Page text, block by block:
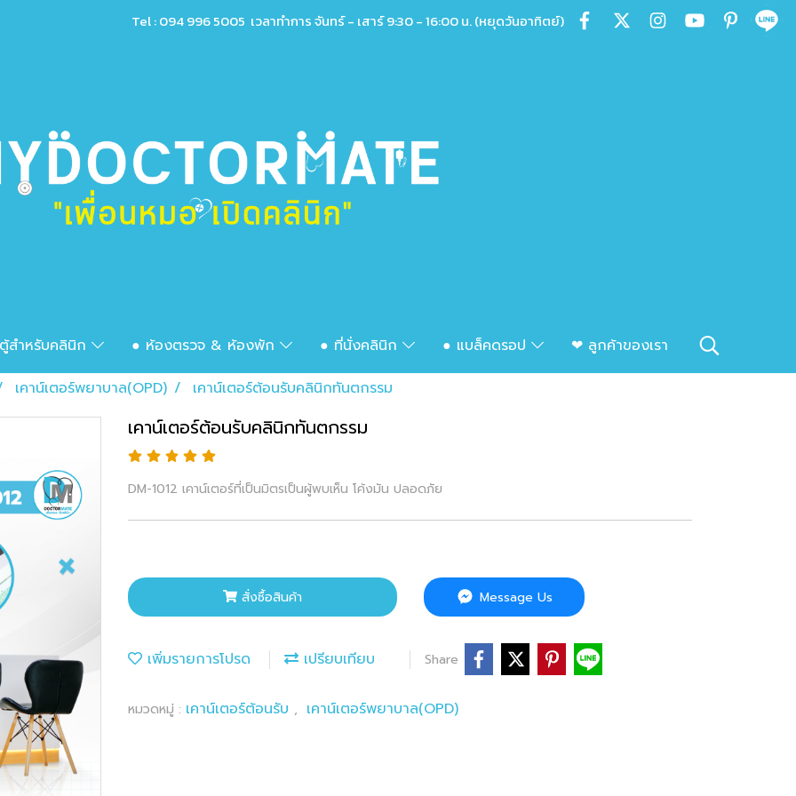
Tel : 094 996 5005 เวลาทำการ จันทร์ - เสาร์ 9:30 - 16:00 น. (หยุดวันอาทิตย์)
สำหรับคลินิก ● ห้องตรวจ & ห้องพัก ● ที่นั่งคลินิก ● แบล็คดรอป
❤ ลูกค้าของเรา
เคาน์เตอร์พยาบาล(OPD)
เคาน์เตอร์ต้อนรับคลินิกทันตกรรม
เคาน์เตอร์ต้อนรับคลินิกทันตกรรม
DM-1012 เคาน์เตอร์ที่เป็นมิตรเป็นผู้พบเห็น โค้งมัน ปลอดภัย
สั่งซื้อสินค้า Message Us
เพิ่มรายการโปรด เปรียบเทียบ Share
หมวดหมู่ : เคาน์เตอร์ต้อนรับ , เคาน์เตอร์พยาบาล(OPD)